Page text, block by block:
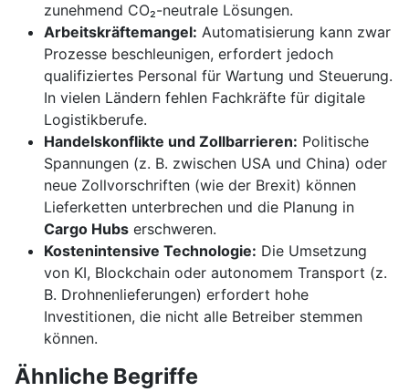
zunehmend CO₂-neutrale Lösungen.
Arbeitskräftemangel: Automatisierung kann zwar
Prozesse beschleunigen, erfordert jedoch
qualifiziertes Personal für Wartung und Steuerung.
In vielen Ländern fehlen Fachkräfte für digitale
Logistikberufe.
Handelskonflikte und Zollbarrieren: Politische
Spannungen (z. B. zwischen USA und China) oder
neue Zollvorschriften (wie der Brexit) können
Lieferketten unterbrechen und die Planung in
Cargo Hubs erschweren.
Kostenintensive Technologie: Die Umsetzung
von KI, Blockchain oder autonomem Transport (z.
B. Drohnenlieferungen) erfordert hohe
Investitionen, die nicht alle Betreiber stemmen
können.
Ähnliche Begriffe